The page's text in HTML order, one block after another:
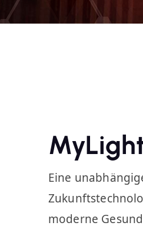
Eine
moderne